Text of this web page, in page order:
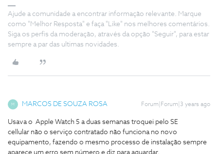
Ajude a comunidade a encontrar informação relevante. Marque
como "Melhor Resposta" e faça "Like" nos melhores comentários.
Siga os perfis da moderação, através da opção "Seguir", para estar
sempre a par das ultimas novidades.
M MARCOS DE SOUZA ROSA Forum|Forum|3 years ago
Usava o Apple Watch 5 a duas semanas troquei pelo SE
cellular não o serviço contratado não funciona no novo
equipamento, fazendo o mesmo processo de instalação sempre
aparece um erro sem número e diz para aguardar.